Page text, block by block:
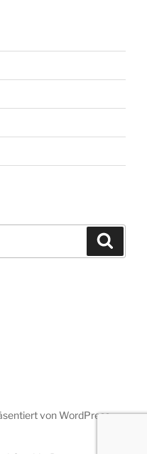
von WordPress